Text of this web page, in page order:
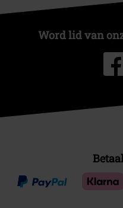
Word lid van